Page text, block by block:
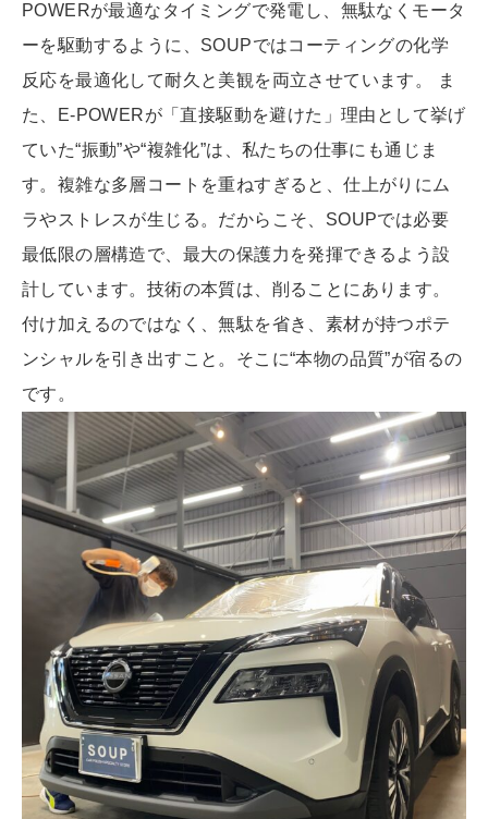
POWERが最適なタイミングで発電し、無駄なくモータ
ーを駆動するように、SOUPではコーティングの化学
反応を最適化して耐久と美観を両立させています。 ま
た、E-POWERが「直接駆動を避けた」理由として挙げ
ていた“振動”や“複雑化”は、私たちの仕事にも通じま
す。複雑な多層コートを重ねすぎると、仕上がりにム
ラやストレスが生じる。だからこそ、SOUPでは必要
最低限の層構造で、最大の保護力を発揮できるよう設
計しています。技術の本質は、削ることにあります。
付け加えるのではなく、無駄を省き、素材が持つポテ
ンシャルを引き出すこと。そこに“本物の品質”が宿るの
です。